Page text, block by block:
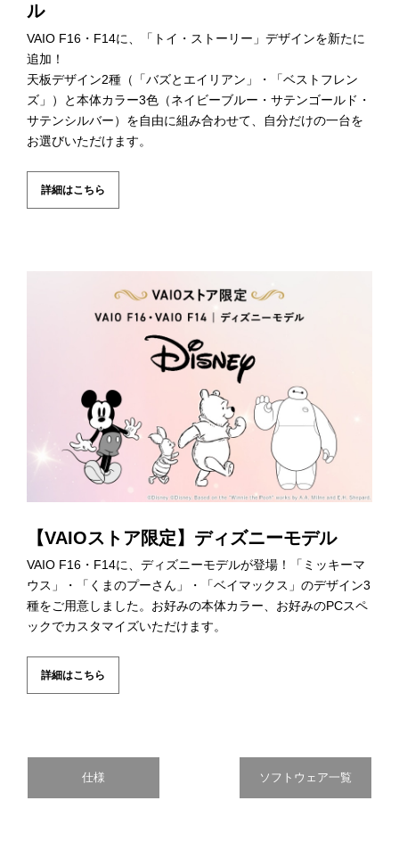
Type-C 4Kマルチモニタードッキングステ
電源や4Kディスプレイ、有線LANなどをまとめて接続できま
の人の目が気になる方に最適。
* 別売
詳細はこちら
Type-Cプラグ収納式ACアダプター
同梱のACアダプターよりさらに持ち運びに優れた、小型の
Type-Cプラグ収納式ACアダプターもご用意。
詳細はこちら
ル
VAIO F16・F14に、「トイ・ストーリー」デザインを新たに
追加！
天板デザイン2種（「バズとエイリアン」・「ベストフレン
ズ」）と本体カラー3色（ネイビーブルー・サテンゴールド・
サテンシルバー）を自由に組み合わせて、自分だけの一台を
お選びいただけます。
詳細はこちら
【VAIOストア限定】ディズニーモデル
VAIO F16・F14に、ディズニーモデルが登場！「ミッキーマ
ウス」・「くまのプーさん」・「ベイマックス」のデザイン3
種をご用意しました。お好みの本体カラー、お好みのPCスペ
ックでカスタマイズいただけます。
詳細はこちら
仕様 ソフトウェア一覧